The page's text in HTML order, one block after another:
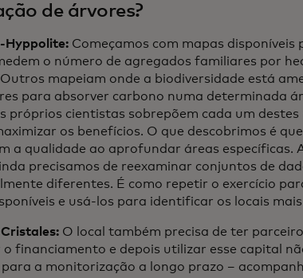
de árvores?
Hyppolite: Começamos com mapas
o número de agregados familiares por
mapeiam onde a biodiversidade está
para absorver carbono numa determinada
próprios cientistas sobrepõem cada um
os benefícios. O que descobrimos é
a qualidade ao aprofundar áreas específicas.
precisamos de reexaminar conjuntos de
diferentes. É como repetir o exercício
e usá-los para identificar os locais
O local também precisa de ter
o financiamento e depois utilizar esse capital
a monitorização a longo prazo –